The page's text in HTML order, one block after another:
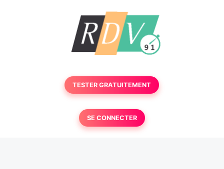
TESTER GRATUITEMENT
SE CONNECTER